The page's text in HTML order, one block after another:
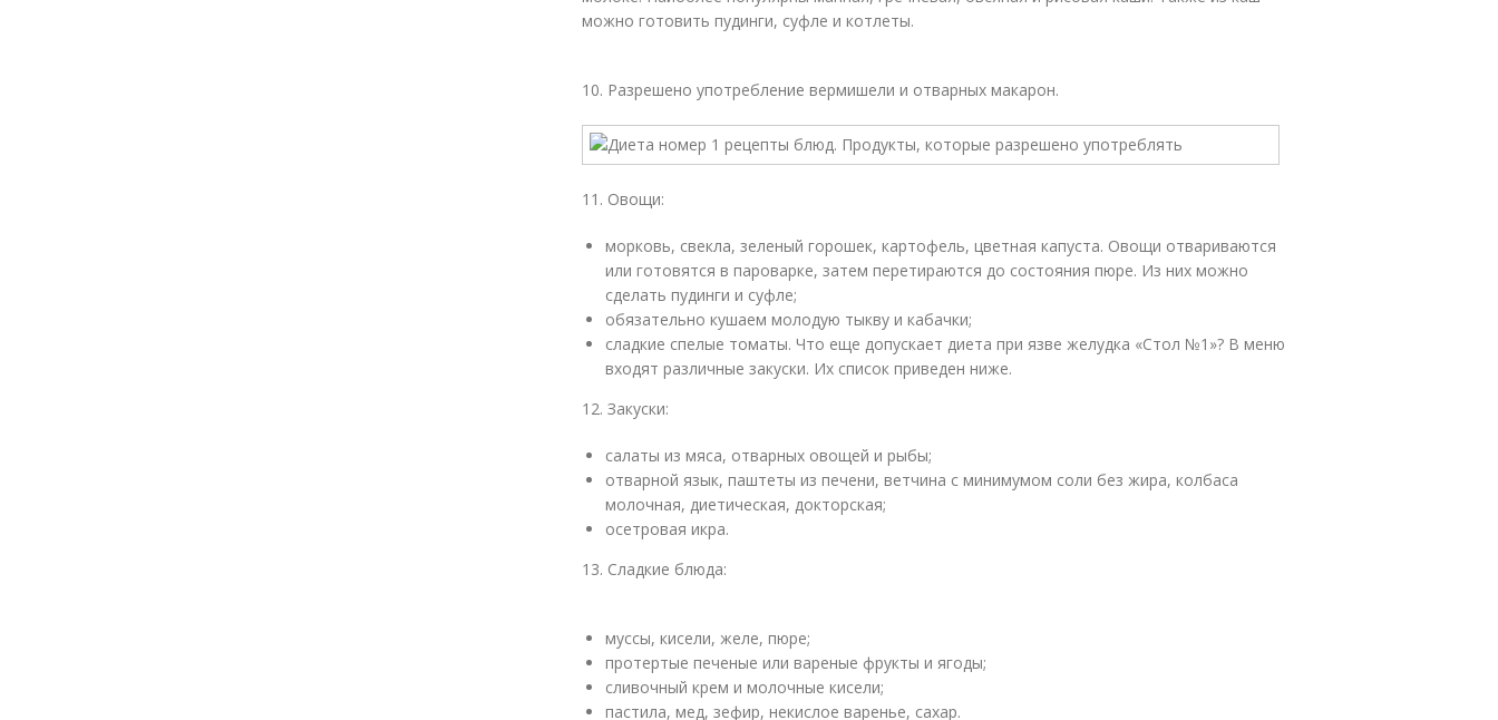
можно готовить пудинги, суфле и котлеты.
10. Разрешено употребление вермишели и отварных макарон.
11. Овощи:
морковь, свекла, зеленый горошек, картофель, цветная капуста. Овощи отвариваются
или готовятся в пароварке, затем перетираются до состояния пюре. Из них можно
сделать пудинги и суфле;
обязательно кушаем молодую тыкву и кабачки;
сладкие спелые томаты. Что еще допускает диета при язве желудка «Стол №1»? В меню
входят различные закуски. Их список приведен ниже.
12. Закуски:
салаты из мяса, отварных овощей и рыбы;
отварной язык, паштеты из печени, ветчина с минимумом соли без жира, колбаса
молочная, диетическая, докторская;
осетровая икра.
13. Сладкие блюда:
муссы, кисели, желе, пюре;
протертые печеные или вареные фрукты и ягоды;
сливочный крем и молочные кисели;
пастила, мед, зефир, некислое варенье, сахар.